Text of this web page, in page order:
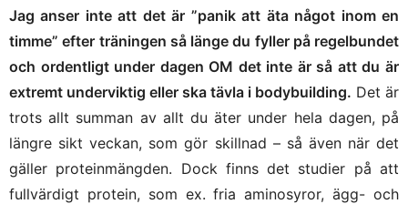
Jag anser inte att det är ”panik att äta något inom en
timme” efter träningen så länge du fyller på regelbundet
och ordentligt under dagen OM det inte är så att du är
extremt underviktig eller ska tävla i bodybuilding. Det är
trots allt summan av allt du äter under hela dagen, på
längre sikt veckan, som gör skillnad – så även när det
gäller proteinmängden. Dock finns det studier på att
fullvärdigt protein, som ex. fria aminosyror, ägg- och